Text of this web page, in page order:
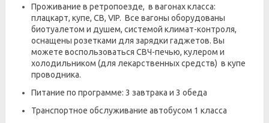
Проживание в ретропоезде, в вагонах класса:
плацкарт, купе, СВ, VIP. Все вагоны оборудованы
биотуалетом и душем, системой климат-контроля,
оснащены розетками для зарядки гаджетов. Вы
можете воспользоваться СВЧ-печью, кулером и
холодильником (для лекарственных средств) в купе
проводника.
Питание по программе: 3 завтрака и 3 обеда
Транспортное обслуживание автобусом 1 класса